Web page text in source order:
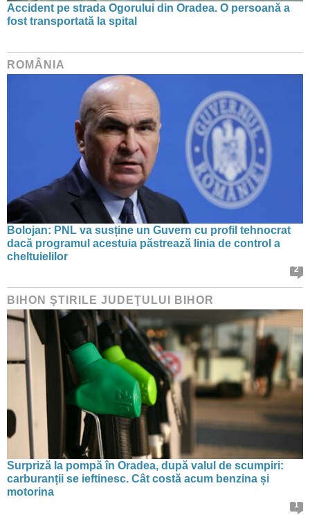
Accident pe strada Ogorului din Oradea. O persoană a
fost transportată la spital
ROMÂNIA
Bolojan: PNL va susține un Guvern cu profil tehnocrat
dacă programul acestuia păstrează linia de control a
cheltuielilor
2
BIHON ŞTIRILE JUDEŢULUI BIHOR
Surpriză la pompă în Oradea, după valul de scumpiri:
carburanții se ieftinesc. Cât costă acum benzina și
motorina
1